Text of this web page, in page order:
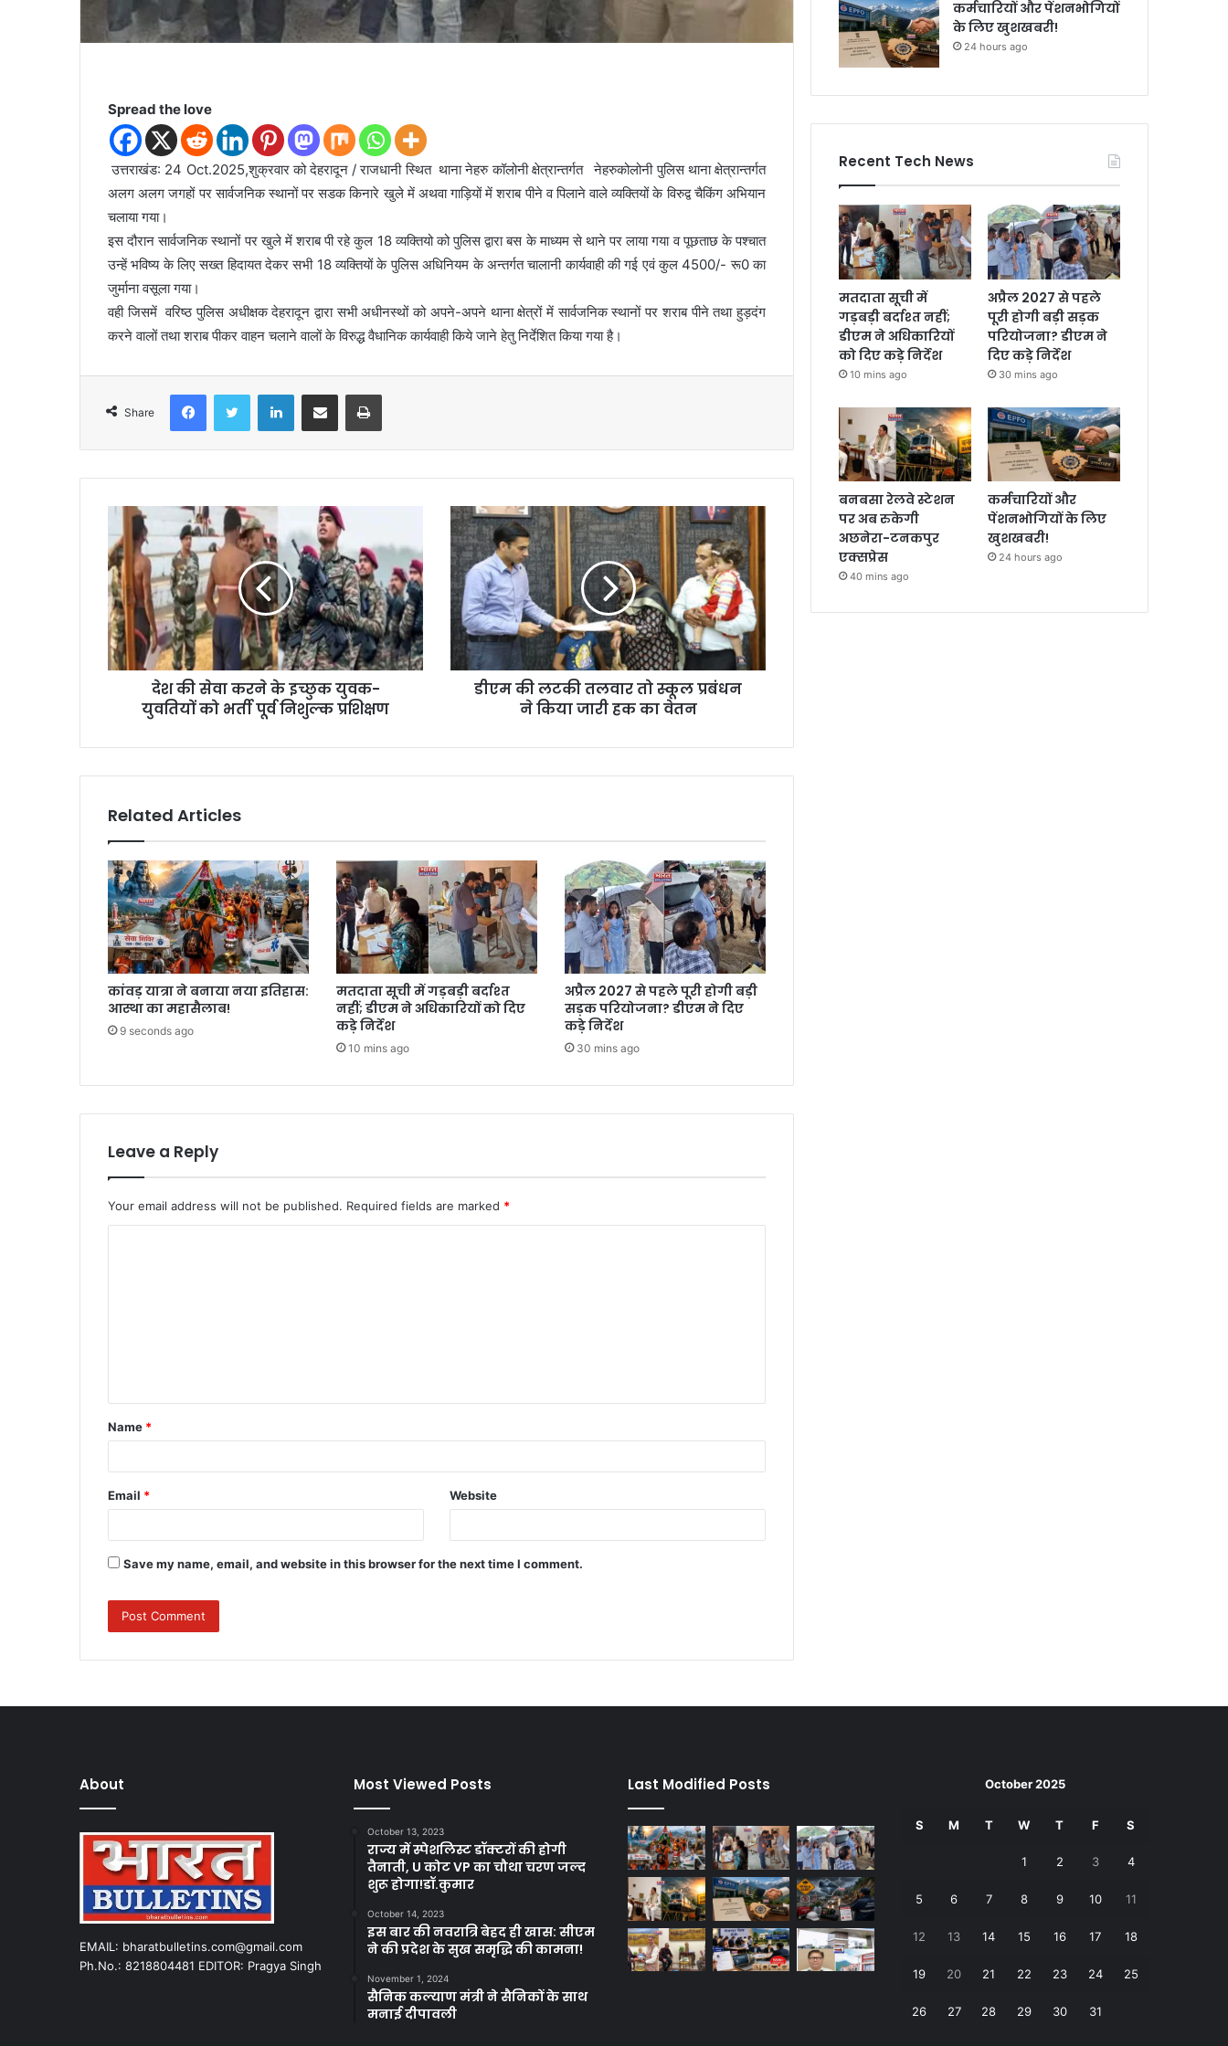
Spread the love
उत्तराखंड: 24 Oct.2025,शुक्रवार को देहरादून / राजधानी स्थित थाना नेहरु कॉलोनी क्षेत्रान्तर्गत नेहरुकोलोनी पुलिस थाना क्षेत्रान्तर्गत
अलग अलग जगहों पर सार्वजनिक स्थानों पर सडक किनारे खुले में अथवा गाड़ियों में शराब पीने व पिलाने वाले व्यक्तियों के विरुद्व चैकिंग अभियान
चलाया गया।
इस दौरान सार्वजनिक स्थानों पर खुले में शराब पी रहे कुल 18 व्यक्तियो को पुलिस द्वारा बस के माध्यम से थाने पर लाया गया व पूछताछ के पश्चात
उन्हें भविष्य के लिए सख्त हिदायत देकर सभी 18 व्यक्तियों के पुलिस अधिनियम के अन्तर्गत चालानी कार्यवाही की गई एवं कुल 4500/- रू0 का
जुर्माना वसूला गया।
वही जिसमें वरिष्ठ पुलिस अधीक्षक देहरादून द्वारा सभी अधीनस्थों को अपने-अपने थाना क्षेत्रों में सार्वजनिक स्थानों पर शराब पीने तथा हुड़दंग
करने वालों तथा शराब पीकर वाहन चलाने वालों के विरुद्ध वैधानिक कार्यवाही किये जाने हेतु निर्देशित किया गया है।
Share
देश की सेवा करने के इच्छुक युवक-
युवतियों को भर्ती पूर्व निशुल्क प्रशिक्षण
डीएम की लटकी तलवार तो स्कूल प्रबंधन
ने किया जारी हक का वेतन
Related Articles
कांवड़ यात्रा ने बनाया नया इतिहास:
आस्था का महासैलाब!
9 seconds ago
मतदाता सूची में गड़बड़ी बर्दाश्त
नहीं; डीएम ने अधिकारियों को दिए
कड़े निर्देश
10 mins ago
अप्रैल 2027 से पहले पूरी होगी बड़ी
सड़क परियोजना? डीएम ने दिए
कड़े निर्देश
30 mins ago
Leave a Reply
Your email address will not be published. Required fields are marked *
t
*
Name *
Email * Website
Save my name, email, and website in this browser for the next time I comment.
कर्मचारियों और पेंशनभोगियों
के लिए खुशखबरी!
24 hours ago
Recent Tech News
मतदाता सूची में
गड़बड़ी बर्दाश्त नहीं;
डीएम ने अधिकारियों
को दिए कड़े निर्देश
10 mins ago
अप्रैल 2027 से पहले
पूरी होगी बड़ी सड़क
परियोजना? डीएम ने
दिए कड़े निर्देश
30 mins ago
बनबसा रेलवे स्टेशन
पर अब रुकेगी
अछनेरा-टनकपुर
एक्सप्रेस
40 mins ago
कर्मचारियों और
पेंशनभोगियों के लिए
खुशखबरी!
24 hours ago
About
EMAIL: bharatbulletins.com@gmail.com
Ph.No.: 8218804481 EDITOR: Pragya Singh
Most Viewed Posts
October 13, 2023
राज्य में स्पेशलिस्ट डॉक्टरों की होगी
तैनाती, U कोट VP का चौथा चरण जल्द
शुरू होगा!डॉ.कुमार
October 14, 2023
इस बार की नवरात्रि बेहद ही खास: सीएम
ने की प्रदेश के सुख समृद्धि की कामना!
November 1, 2024
सैनिक कल्याण मंत्री ने सैनिकों के साथ
मनाई दीपावली
Last Modified Posts October 2025
S M T W T F S
1 2 3 4
5 6 7 8 9 10 11
12 13 14 15 16 17 18
19 20 21 22 23 24 25
26 27 28 29 30 31